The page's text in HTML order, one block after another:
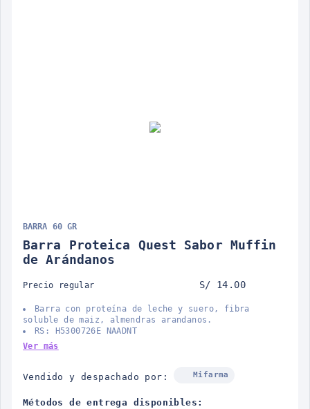
BARRA 60 GR
Barra Proteica Quest Sabor Muffin
de Arándanos
Precio regular S/ 14.00
Barra con proteína de leche y suero, fibra
soluble de maiz, almendras arandanos.
RS: H5300726E NAADNT
Ver más
Vendido y despachado por: Mifarma
Métodos de entrega disponibles: